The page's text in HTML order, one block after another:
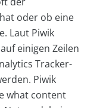
oder ob eine
Laut Piwik
einigen Zeilen
Tracker-
Piwik
what content